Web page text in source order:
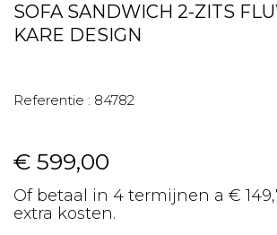
SOFA SANDWICH 2-ZITS
KARE DESIGN
Referentie : 84782
€ 599,00
Of betaal in 4 termijnen a €
extra kosten.